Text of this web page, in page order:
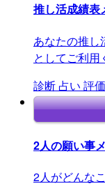
推し活成績表
あなたの推し
としてご利用
診断 占い 評価
2人の願い事
2人がどんな